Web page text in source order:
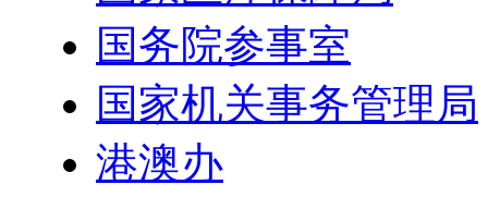
国务院参事室
国家机关事务管理局
港澳办